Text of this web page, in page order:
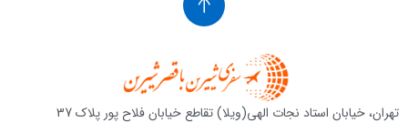
تهران، خیابان استاد نجات الهی(ویلا) تقاطع خیابان فلاح پور پلاک 37